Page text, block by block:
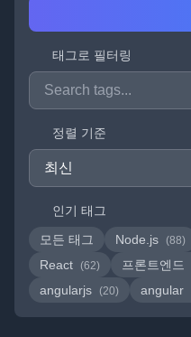
태그로 필터링
정렬 기준
인기 태그
모든 태그
Node.js (88)
React (62) 프론트엔드
angularjs (20) angular